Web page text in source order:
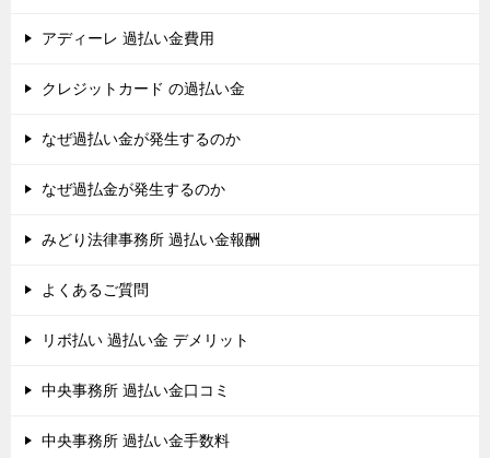
アディーレ 過払い金費用
クレジットカード の過払い金
なぜ過払い金が発生するのか
なぜ過払金が発生するのか
みどり法律事務所 過払い金報酬
よくあるご質問
リボ払い 過払い金 デメリット
中央事務所 過払い金口コミ
中央事務所 過払い金手数料